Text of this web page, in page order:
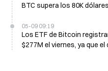
BTC supera los 80K
05-09 09:19
Los ETF de Bitcoin
$277M el viernes, ya que el dato de empleo de abril supera